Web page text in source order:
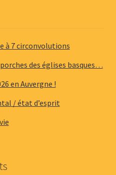
à 7 circonvolutions
des églises basques…
en Auvergne !
/ état d’esprit